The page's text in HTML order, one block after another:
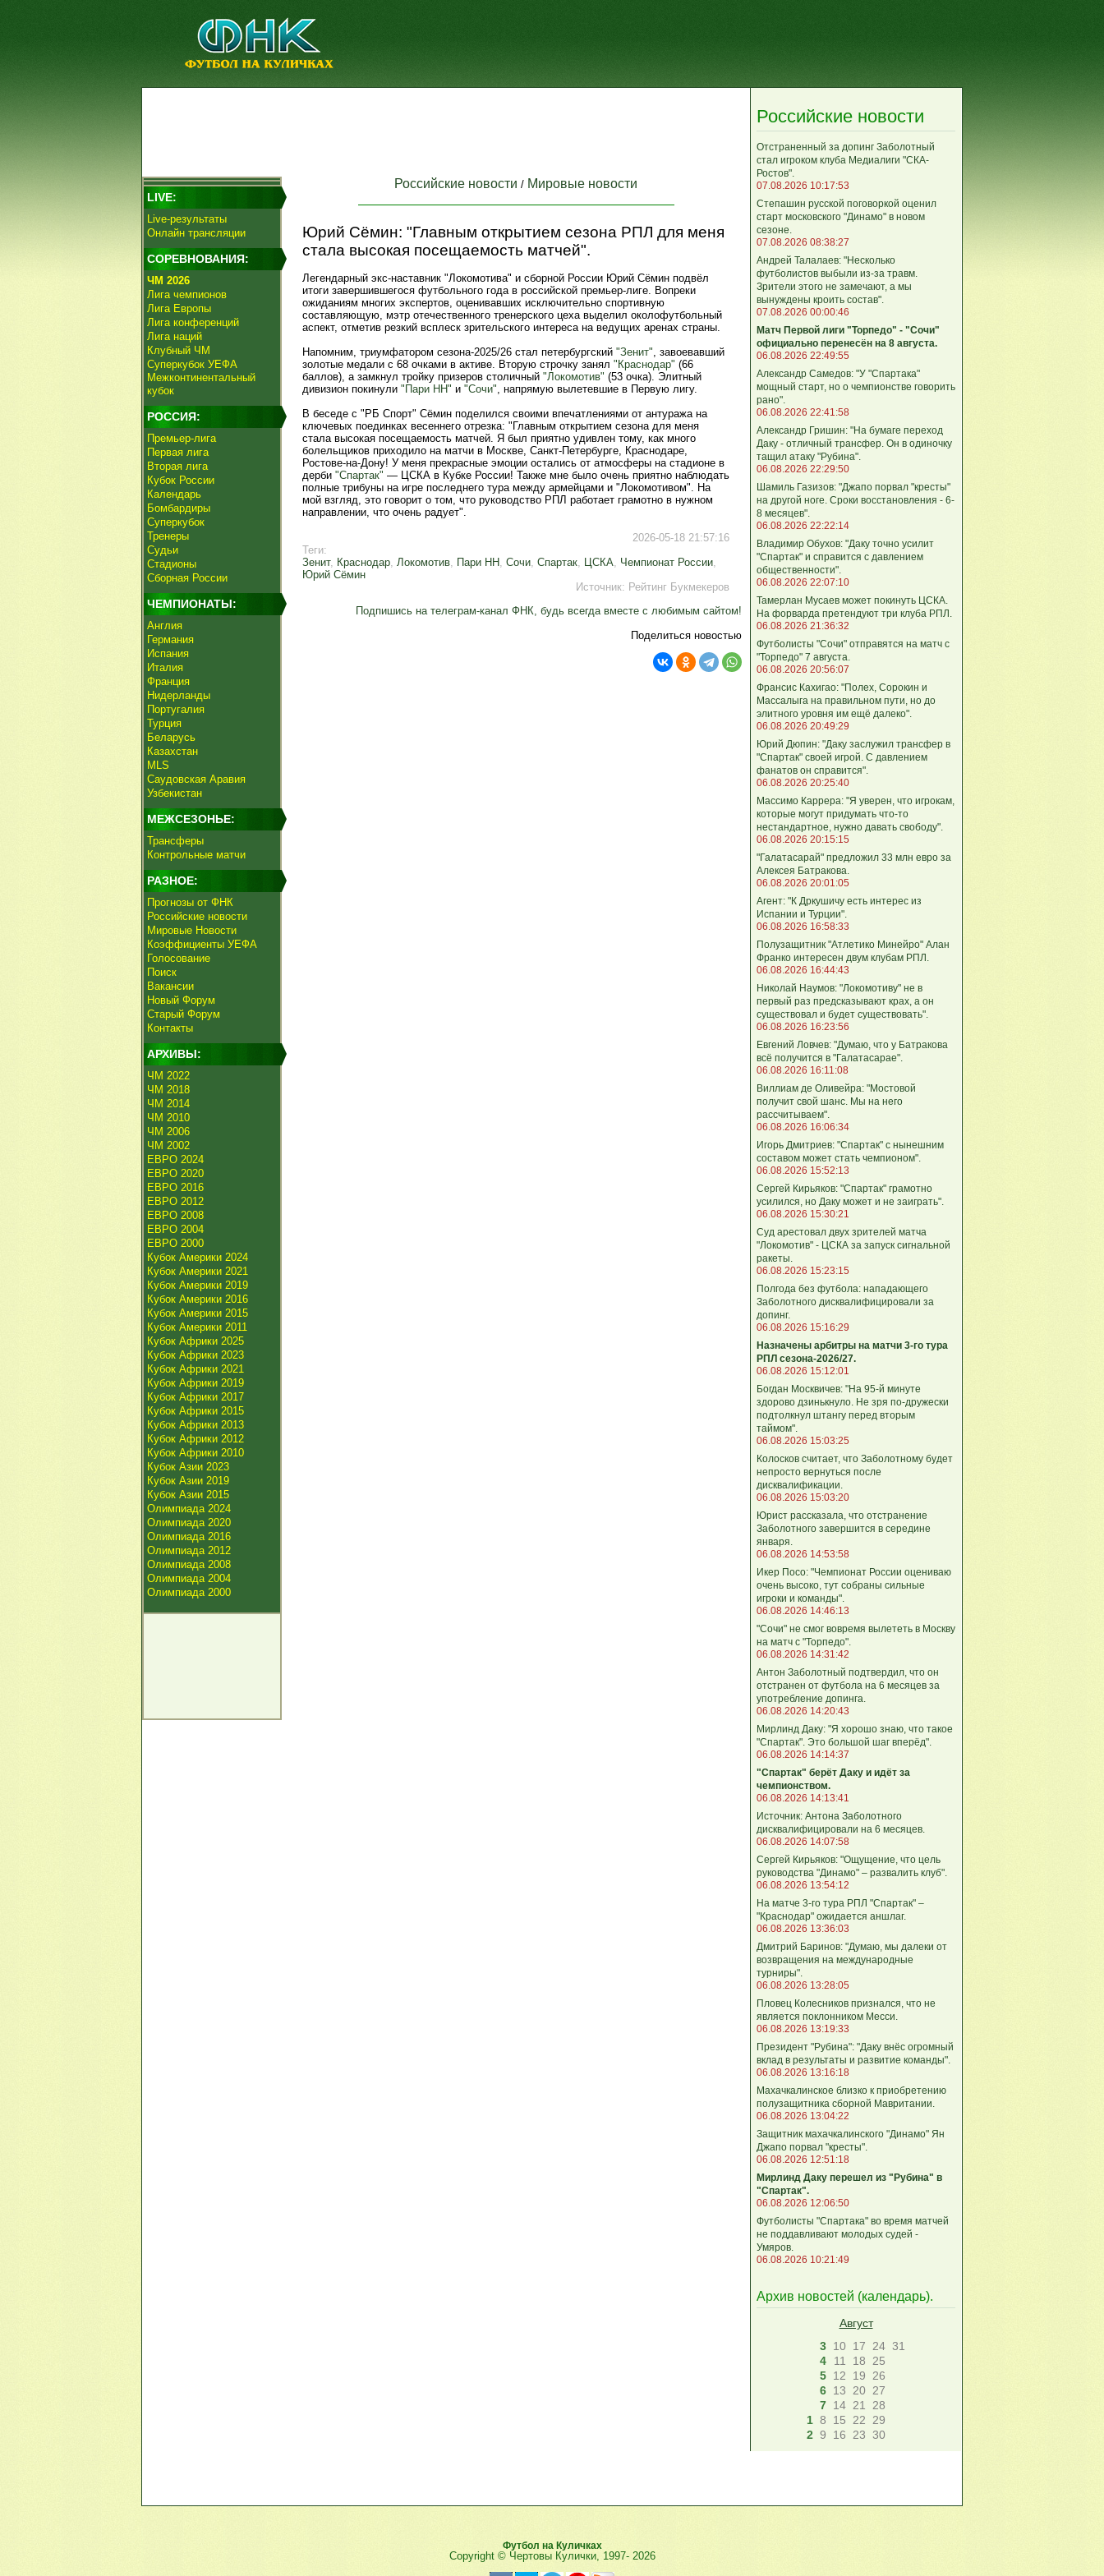
LIVE:
Live-результаты
Онлайн трансляции
СОРЕВНОВАНИЯ:
ЧМ 2026
Лига чемпионов
Лига Европы
Лига конференций
Лига наций
Клубный ЧМ
Суперкубок УЕФА
Межконтинентальный
кубок
РОССИЯ:
Премьер-лига
Первая лига
Вторая лига
Кубок России
Календарь
Бомбардиры
Суперкубок
Тренеры
Судьи
Стадионы
Сборная России
ЧЕМПИОНАТЫ:
Англия
Германия
Испания
Италия
Франция
Нидерланды
Португалия
Турция
Беларусь
Казахстан
MLS
Саудовская Аравия
Узбекистан
МЕЖСЕЗОНЬЕ:
Трансферы
Контрольные матчи
РАЗНОЕ:
Прогнозы от ФНК
Российские новости
Мировые Новости
Коэффициенты УЕФА
Голосование
Поиск
Вакансии
Новый Форум
Старый Форум
Контакты
АРХИВЫ:
ЧМ 2022
ЧМ 2018
ЧМ 2014
ЧМ 2010
ЧМ 2006
ЧМ 2002
ЕВРО 2024
ЕВРО 2020
ЕВРО 2016
ЕВРО 2012
ЕВРО 2008
ЕВРО 2004
ЕВРО 2000
Кубок Америки 2024
Кубок Америки 2021
Кубок Америки 2019
Кубок Америки 2016
Кубок Америки 2015
Кубок Америки 2011
Кубок Африки 2025
Кубок Африки 2023
Кубок Африки 2021
Кубок Африки 2019
Кубок Африки 2017
Кубок Африки 2015
Кубок Африки 2013
Кубок Африки 2012
Кубок Африки 2010
Кубок Азии 2023
Кубок Азии 2019
Кубок Азии 2015
Олимпиада 2024
Олимпиада 2020
Олимпиада 2016
Олимпиада 2012
Олимпиада 2008
Олимпиада 2004
Олимпиада 2000
Российские новости / Мировые новости
Юрий Сёмин: "Главным открытием сезона РПЛ для меня
стала высокая посещаемость матчей".
Легендарный экс-наставник "Локомотива" и сборной России Юрий Сёмин подвёл
итоги завершившегося футбольного года в российской премьер-лиге. Вопреки
ожиданиям многих экспертов, оценивавших исключительно спортивную
составляющую, мэтр отечественного тренерского цеха выделил околофутбольный
аспект, отметив резкий всплеск зрительского интереса на ведущих аренах страны.
Напомним, триумфатором сезона-2025/26 стал петербургский "Зенит", завоевавший
золотые медали с 68 очками в активе. Вторую строчку занял "Краснодар" (66
баллов), а замкнул тройку призеров столичный "Локомотив" (53 очка). Элитный
дивизион покинули "Пари НН" и "Сочи", напрямую вылетевшие в Первую лигу.
В беседе с "РБ Спорт" Сёмин поделился своими впечатлениями от антуража на
ключевых поединках весеннего отрезка: "Главным открытием сезона для меня
стала высокая посещаемость матчей. Я был приятно удивлен тому, как много
болельщиков приходило на матчи в Москве, Санкт-Петербурге, Краснодаре,
Ростове-на-Дону! У меня прекрасные эмоции остались от атмосферы на стадионе в
дерби "Спартак" — ЦСКА в Кубке России! Также мне было очень приятно наблюдать
полные трибуны на игре последнего тура между армейцами и "Локомотивом". На
мой взгляд, это говорит о том, что руководство РПЛ работает грамотно в нужном
направлении, что очень радует".
2026-05-18 21:57:16
Теги:
Зенит, Краснодар, Локомотив, Пари НН , Сочи, Спартак, ЦСКА, Чемпионат России,
Юрий Сёмин
Источник: Рейтинг Букмекеров
Подпишись на телеграм-канал ФНК, будь всегда вместе с любимым сайтом!
Поделиться новостью
Российские новости
Отстраненный за допинг Заболотный
стал игроком клуба Медиалиги "СКА-
Ростов".
07.08.2026 10:17:53
Степашин русской поговоркой оценил
старт московского "Динамо" в новом
сезоне.
07.08.2026 08:38:27
Андрей Талалаев: "Несколько
футболистов выбыли из-за травм.
Зрители этого не замечают, а мы
вынуждены кроить состав".
07.08.2026 00:00:46
Матч Первой лиги "Торпедо" - "Сочи"
официально перенесён на 8 августа.
06.08.2026 22:49:55
Александр Самедов: "У "Спартака"
мощный старт, но о чемпионстве говорить
рано".
06.08.2026 22:41:58
Александр Гришин: "На бумаге переход
Даку - отличный трансфер. Он в одиночку
тащил атаку "Рубина".
06.08.2026 22:29:50
Шамиль Газизов: "Джапо порвал "кресты"
на другой ноге. Сроки восстановления - 6-
8 месяцев".
06.08.2026 22:22:14
Владимир Обухов: "Даку точно усилит
"Спартак" и справится с давлением
общественности".
06.08.2026 22:07:10
Тамерлан Мусаев может покинуть ЦСКА.
На форварда претендуют три клуба РПЛ.
06.08.2026 21:36:32
Футболисты "Сочи" отправятся на матч с
"Торпедо" 7 августа.
06.08.2026 20:56:07
Франсис Кахигао: "Полех, Сорокин и
Массалыга на правильном пути, но до
элитного уровня им ещё далеко".
06.08.2026 20:49:29
Юрий Дюпин: "Даку заслужил трансфер в
"Спартак" своей игрой. С давлением
фанатов он справится".
06.08.2026 20:25:40
Массимо Каррера: "Я уверен, что игрокам,
которые могут придумать что-то
нестандартное, нужно давать свободу".
06.08.2026 20:15:15
"Галатасарай" предложил 33 млн евро за
Алексея Батракова.
06.08.2026 20:01:05
Агент: "К Дркушичу есть интерес из
Испании и Турции".
06.08.2026 16:58:33
Полузащитник "Атлетико Минейро" Алан
Франко интересен двум клубам РПЛ.
06.08.2026 16:44:43
Николай Наумов: "Локомотиву" не в
первый раз предсказывают крах, а он
существовал и будет существовать".
06.08.2026 16:23:56
Евгений Ловчев: "Думаю, что у Батракова
всё получится в "Галатасарае".
06.08.2026 16:11:08
Виллиам де Оливейра: "Мостовой
получит свой шанс. Мы на него
рассчитываем".
06.08.2026 16:06:34
Игорь Дмитриев: "Спартак" с нынешним
составом может стать чемпионом".
06.08.2026 15:52:13
Сергей Кирьяков: "Спартак" грамотно
усилился, но Даку может и не заиграть".
06.08.2026 15:30:21
Суд арестовал двух зрителей матча
"Локомотив" - ЦСКА за запуск сигнальной
ракеты.
06.08.2026 15:23:15
Полгода без футбола: нападающего
Заболотного дисквалифицировали за
допинг.
06.08.2026 15:16:29
Назначены арбитры на матчи 3-го тура
РПЛ сезона-2026/27.
06.08.2026 15:12:01
Богдан Москвичев: "На 95‑й минуте
здорово дзинькнуло. Не зря по‑дружески
подтолкнул штангу перед вторым
таймом".
06.08.2026 15:03:25
Колосков считает, что Заболотному будет
непросто вернуться после
дисквалификации.
06.08.2026 15:03:20
Юрист рассказала, что отстранение
Заболотного завершится в середине
января.
06.08.2026 14:53:58
Икер Посо: "Чемпионат России оцениваю
очень высоко, тут собраны сильные
игроки и команды".
06.08.2026 14:46:13
"Сочи" не смог вовремя вылететь в Москву
на матч с "Торпедо".
06.08.2026 14:31:42
Антон Заболотный подтвердил, что он
отстранен от футбола на 6 месяцев за
употребление допинга.
06.08.2026 14:20:43
Мирлинд Даку: "Я хорошо знаю, что такое
"Спартак". Это большой шаг вперёд".
06.08.2026 14:14:37
"Спартак" берёт Даку и идёт за
чемпионством.
06.08.2026 14:13:41
Источник: Антона Заболотного
дисквалифицировали на 6 месяцев.
06.08.2026 14:07:58
Сергей Кирьяков: "Ощущение, что цель
руководства "Динамо" – развалить клуб".
06.08.2026 13:54:12
На матче 3-го тура РПЛ "Спартак" –
"Краснодар" ожидается аншлаг.
06.08.2026 13:36:03
Дмитрий Баринов: "Думаю, мы далеки от
возвращения на международные
турниры".
06.08.2026 13:28:05
Пловец Колесников признался, что не
является поклонником Месси.
06.08.2026 13:19:33
Президент "Рубина": "Даку внёс огромный
вклад в результаты и развитие команды".
06.08.2026 13:16:18
Махачкалинское близко к приобретению
полузащитника сборной Мавритании.
06.08.2026 13:04:22
Защитник махачкалинского "Динамо" Ян
Джапо порвал "кресты".
06.08.2026 12:51:18
Мирлинд Даку перешел из "Рубина" в
"Спартак".
06.08.2026 12:06:50
Футболисты "Спартака" во время матчей
не поддавливают молодых судей -
Умяров.
06.08.2026 10:21:49
Архив новостей (календарь).
Август
3 10 17 24 31
4
11 18
25
5 12 19
26
6 13 20 27
7 14 21
28
1 8 15 22
29
2 9 16 23 30
Футбол на Куличках
Copyright © Чертовы Кулички, 1997- 2026